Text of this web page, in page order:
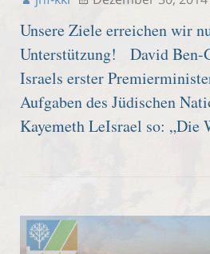
Unsere Ziele erreichen wir
Unterstützung! David Ben-
Israels erster
Aufgaben des Jüdischen
Kayemeth LeIsrael so: „Die